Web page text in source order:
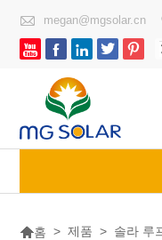
 megan@mgsolar.cn
    
홈 > 제품 > 솔라 루